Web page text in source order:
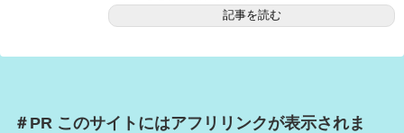
記事を読む
＃PR このサイトにはアフリリンクが表示されま